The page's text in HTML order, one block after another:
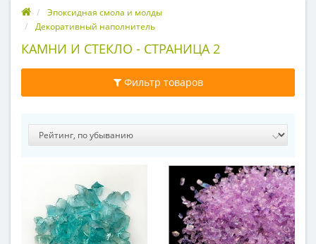
Эпоксидная смола и молды
Декоративный наполнитель
КАМНИ И СТЕКЛО - СТРАНИЦА 2
Фильтр товаров